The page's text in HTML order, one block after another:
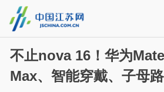
不止nova 16！华为
Max、智能穿戴、子母